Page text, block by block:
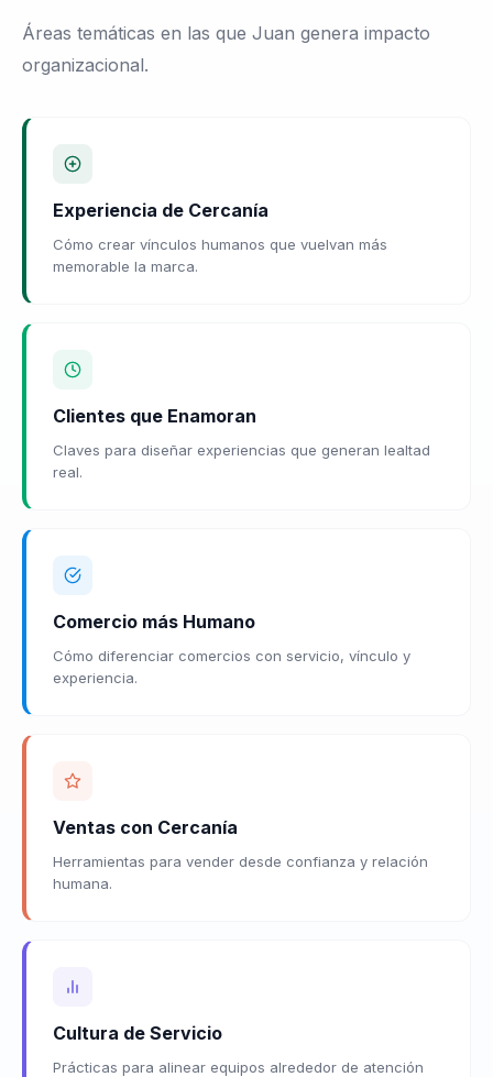
Áreas temáticas en las que Juan genera impacto
organizacional.
Experiencia de Cercanía
Cómo crear vínculos humanos que vuelvan más
memorable la marca.
Clientes que Enamoran
Claves para diseñar experiencias que generan lealtad
real.
Comercio más Humano
Cómo diferenciar comercios con servicio, vínculo y
experiencia.
Ventas con Cercanía
Herramientas para vender desde confianza y relación
humana.
Cultura de Servicio
Prácticas para alinear equipos alrededor de atención